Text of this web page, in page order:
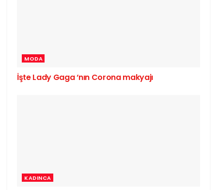
MODA
İşte Lady Gaga ‘nın Corona makyajı
KADINCA